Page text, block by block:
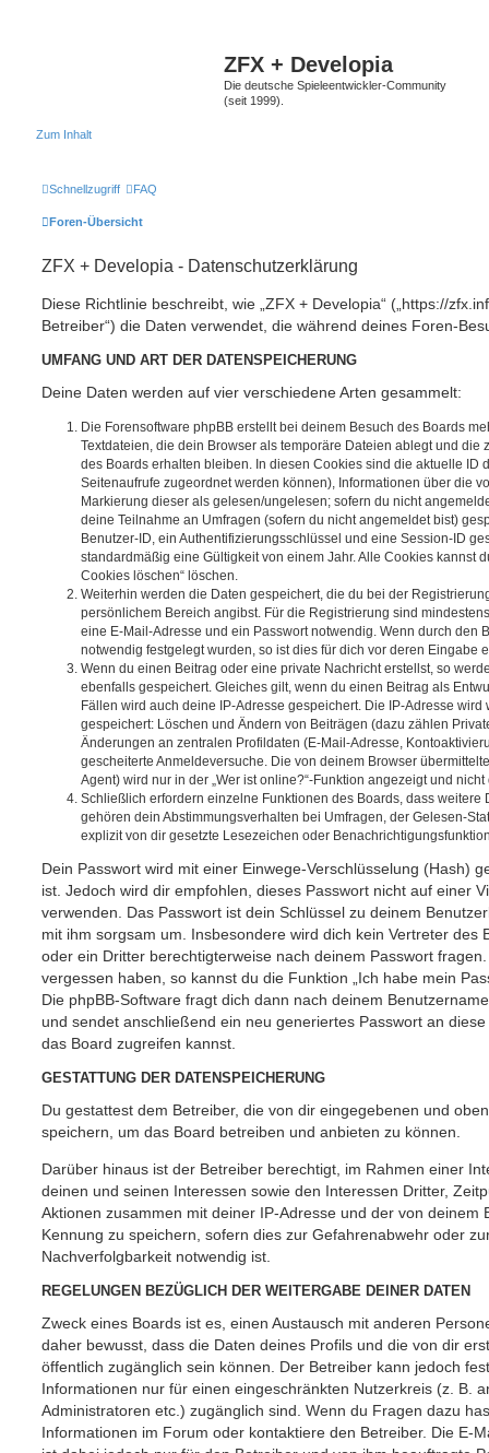
ZFX + Developia
Die deutsche Spieleentwickler-Community
(seit 1999).
Zum Inhalt
Schnellzugriff FAQ
Foren-Übersicht
ZFX + Developia - Datenschutzerklärung
Diese Richtlinie beschreibt, wie „ZFX + Developia“ („https://
Betreiber“) die Daten verwendet, die während deines Foren-
UMFANG UND ART DER DATENSPEICHERUNG
Deine Daten werden auf vier verschiedene Arten gesammelt:
Die Forensoftware phpBB erstellt bei deinem Besuch des Boards
Textdateien, die dein Browser als temporäre Dateien ablegt und die
des Boards erhalten bleiben. In diesen Cookies sind die aktuelle ID
Seitenaufrufe zugeordnet werden können), Informationen über die
Markierung dieser als gelesen/ungelesen; sofern du nicht
deine Teilnahme an Umfragen (sofern du nicht angemeldet bist)
Benutzer-ID, ein Authentifizierungsschlüssel und eine Session-ID
standardmäßig eine Gültigkeit von einem Jahr. Alle Cookies kannst
Cookies löschen“ löschen.
Weiterhin werden die Daten gespeichert, die du bei der
persönlichem Bereich angibst. Für die Registrierung sind
eine E-Mail-Adresse und ein Passwort notwendig. Wenn durch den
notwendig festgelegt wurden, so ist dies für dich vor deren Eingabe
Wenn du einen Beitrag oder eine private Nachricht erstellst, so
ebenfalls gespeichert. Gleiches gilt, wenn du einen Beitrag als
Fällen wird auch deine IP-Adresse gespeichert. Die IP-Adresse
gespeichert: Löschen und Ändern von Beiträgen (dazu zählen
Änderungen an zentralen Profildaten (E-Mail-Adresse,
gescheiterte Anmeldeversuche. Die von deinem Browser
Agent) wird nur in der „Wer ist online?“-Funktion angezeigt und
Schließlich erfordern einzelne Funktionen des Boards, dass weitere
gehören dein Abstimmungsverhalten bei Umfragen, der Gelesen-
explizit von dir gesetzte Lesezeichen oder
Dein Passwort wird mit einer Einwege-Verschlüsselung (Hash)
ist. Jedoch wird dir empfohlen, dieses Passwort nicht auf einer
verwenden. Das Passwort ist dein Schlüssel zu deinem
mit ihm sorgsam um. Insbesondere wird dich kein Vertreter des
oder ein Dritter berechtigterweise nach deinem Passwort
vergessen haben, so kannst du die Funktion „Ich habe mein
Die phpBB-Software fragt dich dann nach deinem
und sendet anschließend ein neu generiertes Passwort an
das Board zugreifen kannst.
GESTATTUNG DER DATENSPEICHERUNG
Du gestattest dem Betreiber, die von dir eingegebenen und
speichern, um das Board betreiben und anbieten zu können.
Darüber hinaus ist der Betreiber berechtigt, im Rahmen einer
deinen und seinen Interessen sowie den Interessen Dritter,
Aktionen zusammen mit deiner IP-Adresse und der von deinem
Kennung zu speichern, sofern dies zur Gefahrenabwehr oder
Nachverfolgbarkeit notwendig ist.
REGELUNGEN BEZÜGLICH DER WEITERGABE DEINER DATEN
Zweck eines Boards ist es, einen Austausch mit anderen
daher bewusst, dass die Daten deines Profils und die von dir
öffentlich zugänglich sein können. Der Betreiber kann jedoch
Informationen nur für einen eingeschränkten Nutzerkreis (z. B.
Administratoren etc.) zugänglich sind. Wenn du Fragen dazu
Informationen im Forum oder kontaktiere den Betreiber. Die E-